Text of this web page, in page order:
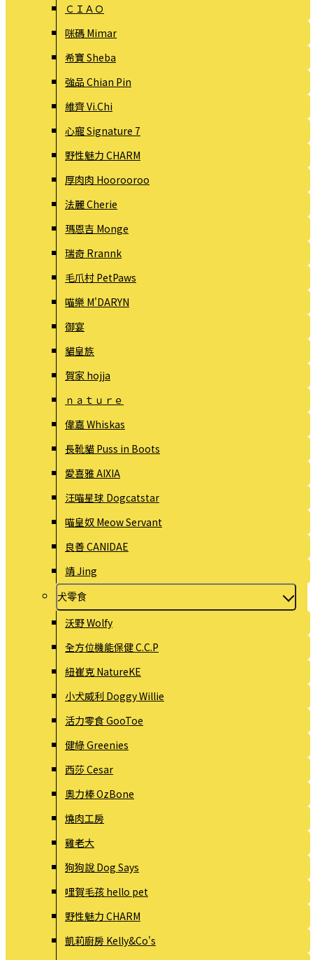
ＣＩＡＯ
咪碼 Mimar
希寶 Sheba
強品 Chian Pin
維齊 Vi.Chi
心寵 Signature 7
野性魅力 CHARM
厚肉肉 Hoorooroo
法麗 Cherie
瑪恩吉 Monge
瑞奇 Rrannk
毛爪村 PetPaws
喵樂 M'DARYN
御宴
貓皇族
賀家 hojja
ｎａｔｕｒｅ
偉嘉 Whiskas
長靴貓 Puss in Boots
愛喜雅 AIXIA
汪喵星球 Dogcatstar
喵皇奴 Meow Servant
良善 CANIDAE
靖 Jing
犬零食
沃野 Wolfy
全方位機能保健 C.C.P
紐崔克 NatureKE
小犬威利 Doggy Willie
活力零食 GooToe
健綠 Greenies
西莎 Cesar
奧力棒 OzBone
燒肉工房
雞老大
狗狗說 Dog Says
哩賀毛孩 hello pet
野性魅力 CHARM
凱莉廚房 Kelly&Co's